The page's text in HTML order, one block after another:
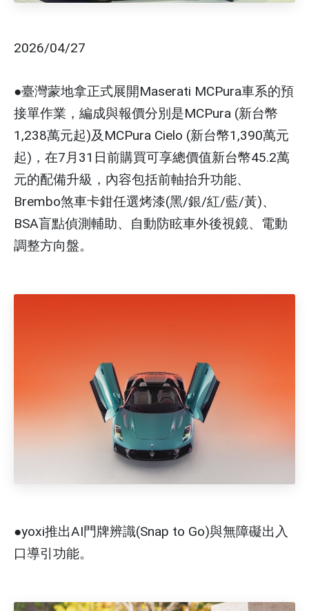
2026/04/27
●臺灣蒙地拿正式展開Maserati MCPura車系的預
接單作業，編成與報價分別是MCPura (新台幣
1,238萬元起)及MCPura Cielo (新台幣1,390萬元
起)，在7月31日前購買可享總價值新台幣45.2萬
元的配備升級，內容包括前軸抬升功能、
Brembo煞車卡鉗任選烤漆(黑/銀/紅/藍/黃)、
BSA盲點偵測輔助、自動防眩車外後視鏡、電動
調整方向盤。
●yoxi推出AI門牌辨識(Snap to Go)與無障礙出入
口導引功能。